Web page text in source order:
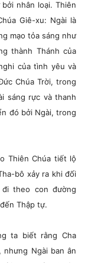
nhân loại. Thiên
Giê-xu: Ngài là
mạo tỏa sáng như
thành Thánh của
của tình yêu và
Chúa Trời, trong
sáng rực và thanh
đó bởi Ngài, trong
Thiên Chúa tiết lộ
bô xảy ra khi đối
theo con đường
Thập tự.
ta biết rằng Cha
nhưng Ngài ban ân